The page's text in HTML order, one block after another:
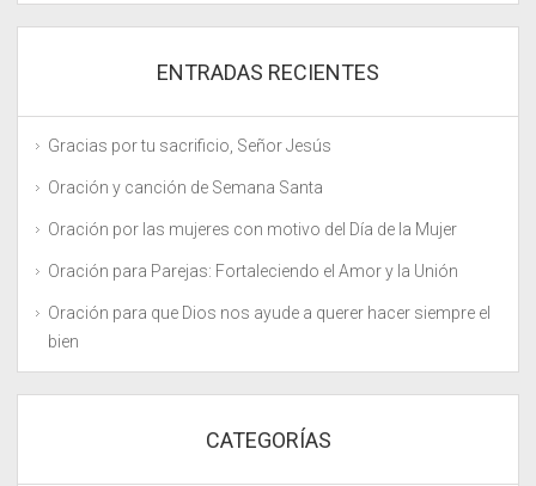
ENTRADAS RECIENTES
Gracias por tu sacrificio, Señor Jesús
Oración y canción de Semana Santa
Oración por las mujeres con motivo del Día de la Mujer
Oración para Parejas: Fortaleciendo el Amor y la Unión
Oración para que Dios nos ayude a querer hacer siempre el
bien
CATEGORÍAS